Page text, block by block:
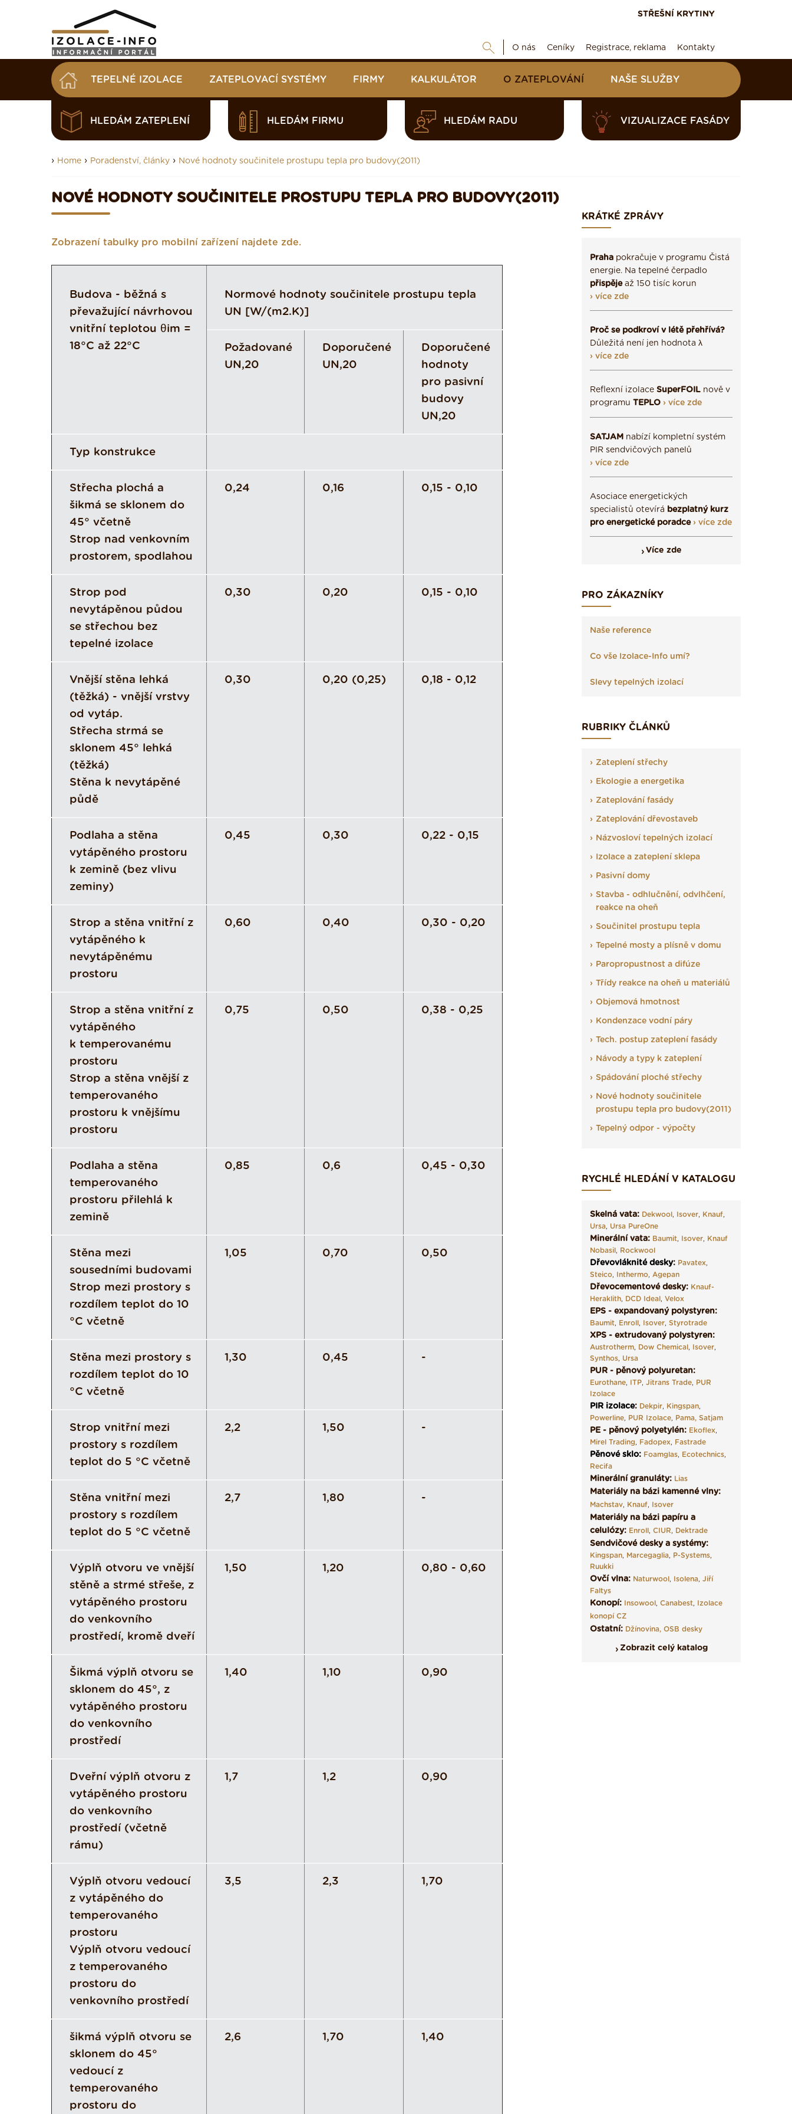
STŘEŠNÍ KRYTINY
O nás Ceníky Registrace, reklama Kontakty
TEPELNÉ IZOLACE ZATEPLOVACÍ SYSTÉMY FIRMY KALKULÁTOR O ZATEPLOVÁNÍ NAŠE SLUŽBY
HLEDÁM ZATEPLENÍ HLEDÁM FIRMU HLEDÁM RADU VIZUALIZACE FASÁDY
› Home › Poradenství, články › Nové hodnoty součinitele prostupu tepla pro budovy(2011)
NOVÉ HODNOTY SOUČINITELE PROSTUPU TEPLA PRO BUDOVY(2011)
Zobrazení tabulky pro mobilní zařízení najdete zde.
Budova - běžná s
převažující návrhovou
vnitřní teplotou θim =
18°C až 22°C
Normové hodnoty součinitele prostupu tepla
UN [W/(m2.K)]
Požadované
UN,20
Doporučené
UN,20
Doporučené
hodnoty
pro pasivní
budovy
UN,20
Typ konstrukce
Střecha plochá a
šikmá se sklonem do
45° včetně
Strop nad venkovním
prostorem, spodlahou
0,24 0,16 0,15 - 0,10
Strop pod
nevytápěnou půdou
se střechou bez
tepelné izolace
0,30 0,20 0,15 - 0,10
Vnější stěna lehká
(těžká) - vnější vrstvy
od vytáp.
Střecha strmá se
sklonem 45° lehká
(těžká)
Stěna k nevytápěné
půdě
0,30 0,20 (0,25) 0,18 - 0,12
Podlaha a stěna
vytápěného prostoru
k zemině (bez vlivu
zeminy)
0,45 0,30 0,22 - 0,15
Strop a stěna vnitřní z
vytápěného k
nevytápěnému
prostoru
0,60 0,40 0,30 - 0,20
Strop a stěna vnitřní z
vytápěného
k temperovanému
prostoru
Strop a stěna vnější z
temperovaného
prostoru k vnějšímu
prostoru
0,75 0,50 0,38 - 0,25
Podlaha a stěna
temperovaného
prostoru přilehlá k
zemině
0,85 0,6 0,45 - 0,30
Stěna mezi
sousedními budovami
Strop mezi prostory s
rozdílem teplot do 10
°C včetně
1,05 0,70 0,50
Stěna mezi prostory s
rozdílem teplot do 10
°C včetně
1,30 0,45 -
Strop vnitřní mezi
prostory s rozdílem
teplot do 5 °C včetně
2,2 1,50 -
Stěna vnitřní mezi
prostory s rozdílem
teplot do 5 °C včetně
2,7 1,80 -
Výplň otvoru ve vnější
stěně a strmé střeše, z
vytápěného prostoru
do venkovního
prostředí, kromě dveří
1,50 1,20 0,80 - 0,60
Šikmá výplň otvoru se
sklonem do 45°, z
vytápěného prostoru
do venkovního
prostředí
1,40 1,10 0,90
Dveřní výplň otvoru z
vytápěného prostoru
do venkovního
prostředí (včetně
rámu)
1,7 1,2 0,90
Výplň otvoru vedoucí
z vytápěného do
temperovaného
prostoru
Výplň otvoru vedoucí
z temperovaného
prostoru do
venkovního prostředí
3,5 2,3 1,70
šikmá výplň otvoru se
sklonem do 45°
vedoucí z
temperovaného
prostoru do
2,6 1,70 1,40
KRÁTKÉ ZPRÁVY
Praha pokračuje v programu Čistá
energie. Na tepelné čerpadlo
přispějeaž 150 tisíc korun
› více zde
Proč se podkroví v létě přehřívá?
Důležitá není jen hodnota λ
› více zde
Reflexní izolace SuperFOIL nově v
programu TEPLO › více zde
SATJAM nabízí kompletní systém
PIR sendvičových panelů
› více zde
Asociace energetických
specialistů otevírá bezplatný kurz
pro energetické poradce › více zde
Více zde
PRO ZÁKAZNÍKY
Naše reference
Co vše Izolace-Info umí?
Slevy tepelných izolací
RUBRIKY ČLÁNKŮ
Zateplení střechy
Ekologie a energetika
Zateplování fasády
Zateplování dřevostaveb
Názvosloví tepelných izolací
Izolace a zateplení sklepa
Pasivní domy
Stavba - odhlučnění, odvlhčení,
reakce na oheň
Součinitel prostupu tepla
Tepelné mosty a plísně v domu
Paropropustnost a difúze
Třídy reakce na oheň u materiálů
Objemová hmotnost
Kondenzace vodní páry
Tech. postup zateplení fasády
Návody a typy k zateplení
Spádování ploché střechy
Nové hodnoty součinitele
prostupu tepla pro budovy(2011)
Tepelný odpor - výpočty
RYCHLÉ HLEDÁNÍ V KATALOGU
Skelná vata: Dekwool, Isover, Knauf,
Ursa, Ursa PureOne
Minerální vata: Baumit, Isover, Knauf
Nobasil, Rockwool
Dřevovláknité desky: Pavatex,
Steico, Inthermo, Agepan
Dřevocementové desky: Knauf-
Heraklith, DCD Ideal, Velox
EPS - expandovaný polystyren:
Baumit, Enroll, Isover, Styrotrade
XPS - extrudovaný polystyren:
Austrotherm, Dow Chemical, Isover,
Synthos, Ursa
PUR - pěnový polyuretan:
Eurothane, ITP, Jitrans Trade, PUR
Izolace
PIR izolace: Dekpir, Kingspan,
Powerline, PUR Izolace, Pama, Satjam
PE - pěnový polyetylén: Ekoflex,
Mirel Trading, Fadopex, Fastrade
Pěnové sklo: Foamglas, Ecotechnics,
Recifa
Minerální granuláty: Lias
Materiály na bázi kamenné vlny:
Machstav, Knauf, Isover
Materiály na bázi papíru a
celulózy: Enroll, CIUR, Dektrade
Sendvičové desky a systémy:
Kingspan, Marcegaglia, P-Systems,
Ruukki
Ovčí vlna: Naturwool, Isolena, Jiří
Faltys
Konopí: Insowool, Canabest, Izolace
konopí CZ
Ostatní: Džínovina, OSB desky
Zobrazit celý katalog